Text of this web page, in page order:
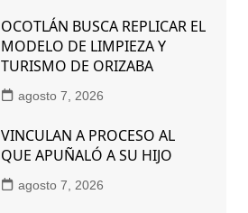
OCOTLÁN BUSCA REPLICAR EL
MODELO DE LIMPIEZA Y
TURISMO DE ORIZABA
agosto 7, 2026
VINCULAN A PROCESO AL
QUE APUÑALÓ A SU HIJO
agosto 7, 2026